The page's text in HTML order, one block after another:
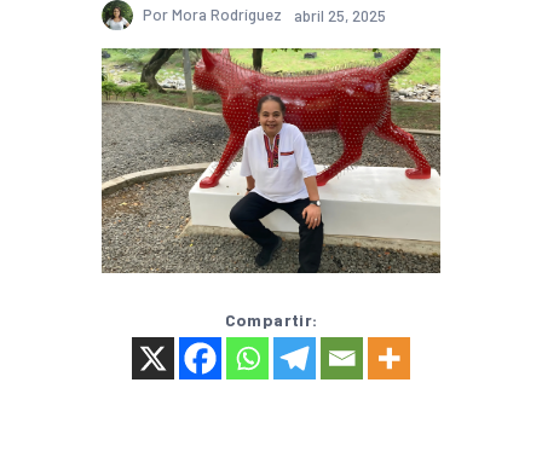
Por Mora Rodríguez abril 25, 2025
Compartir: